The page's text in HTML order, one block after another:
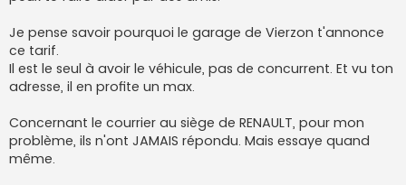
Je pense savoir pourquoi le garage de Vierzon t'annonce
ce tarif.
Il est le seul à avoir le véhicule, pas de concurrent. Et vu ton
adresse, il en profite un max.
Concernant le courrier au siège de RENAULT, pour mon
problème, ils n'ont JAMAIS répondu. Mais essaye quand
même.